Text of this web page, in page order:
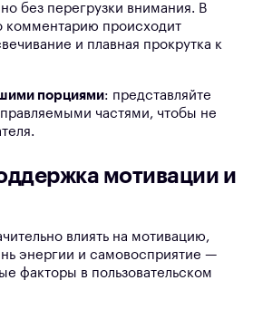
без перегрузки внимания. В
комментарию происходит
и плавная прокрутка к
порциями: представляйте
частями, чтобы не
мотивации и
влиять на мотивацию,
энергии и самовосприятие —
факторы в пользовательском